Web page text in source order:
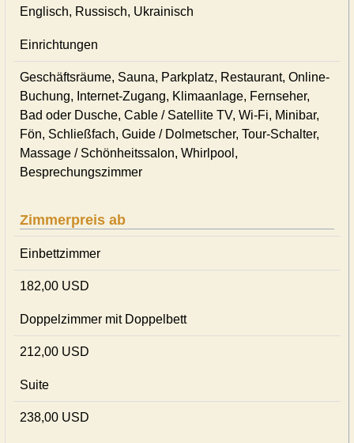
Englisch, Russisch, Ukrainisch
Einrichtungen
Geschäftsräume, Sauna, Parkplatz, Restaurant, Online-
Buchung, Internet-Zugang, Klimaanlage, Fernseher,
Bad oder Dusche, Cable / Satellite TV, Wi-Fi, Minibar,
Fön, Schließfach, Guide / Dolmetscher, Tour-Schalter,
Massage / Schönheitssalon, Whirlpool,
Besprechungszimmer
Zimmerpreis ab
Einbettzimmer
182,00 USD
Doppelzimmer mit Doppelbett
212,00 USD
Suite
238,00 USD